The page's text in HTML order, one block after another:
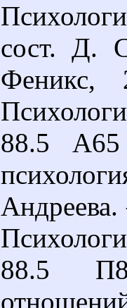
сост. Д.
88.5
88.5